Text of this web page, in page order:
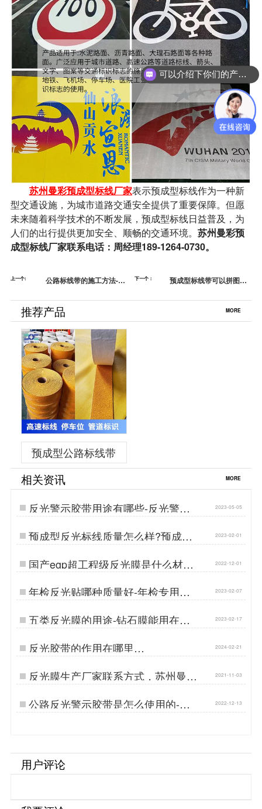
苏州曼彩预成型标线厂家表示预成型标线作为一种新
型交通设施，为城市道路交通安全提供了重要保障。但愿
未来随着科学技术的不断发展，预成型标线日益普及，为
人们的出行提供更加安全、顺畅的交通环境。 苏州曼彩预
成型标线厂家联系电话：周经理189-1264-0730。
上一个:
公路标线带的施工方法-预
下一个：
预成型标线带可以拼图案
线带
推荐产品 MORE
预成型公路标线带
相关资讯 MORE
反光警示胶带用途有哪些-反光警示
胶带生产厂家…
2023-05-05
预成型反光标线质量怎么样?预成型
反光标线带是什么材料的?…
2023-02-01
国产egp超工程级反光膜是什么材质
做的？…
2022-12-01
年检反光贴哪种质量好-年检专用反
光贴…
2023-02-07
五类反光膜的用途-钻石膜能用在哪
些场景…
2023-02-17
反光胶带的作用在哪里… 2024-02-21
反光膜生产厂家联系方式，苏州曼彩
交通为您解答[苏州曼彩]…
2021-11-03
公路反光警示胶带是怎么使用的-警
示反光胶带生产厂家…
2022-12-13
用户评论
可以介绍下你们的产品么？